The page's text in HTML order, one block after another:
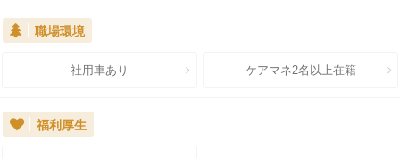
職場環境
社用車あり ケアマネ2名以上在籍
福利厚生